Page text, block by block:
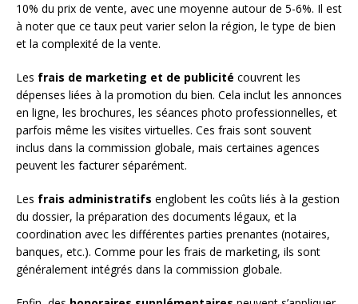
10% du prix de vente, avec une moyenne autour de 5-6%. Il est
à noter que ce taux peut varier selon la région, le type de bien
et la complexité de la vente.
Les frais de marketing et de publicité couvrent les
dépenses liées à la promotion du bien. Cela inclut les annonces
en ligne, les brochures, les séances photo professionnelles, et
parfois même les visites virtuelles. Ces frais sont souvent
inclus dans la commission globale, mais certaines agences
peuvent les facturer séparément.
Les frais administratifs englobent les coûts liés à la gestion
du dossier, la préparation des documents légaux, et la
coordination avec les différentes parties prenantes (notaires,
banques, etc.). Comme pour les frais de marketing, ils sont
généralement intégrés dans la commission globale.